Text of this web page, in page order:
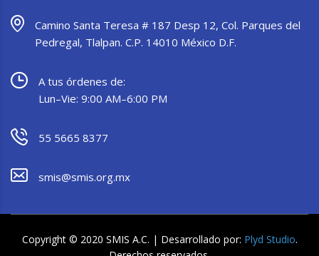
Camino Santa Teresa # 187 Desp 12, Col. Parques del
Pedregal, Tlalpan. C.P. 14010 México D.F.
A tus órdenes de:
Lun–Vie: 9:00 AM–6:00 PM
55 5665 8377
smis@smis.org.mx
Copyright © 2020 SMIS A.C. | Desarrollado por: Plyd Studio.